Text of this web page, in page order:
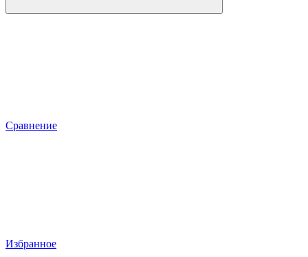
Сравнение
Избранное